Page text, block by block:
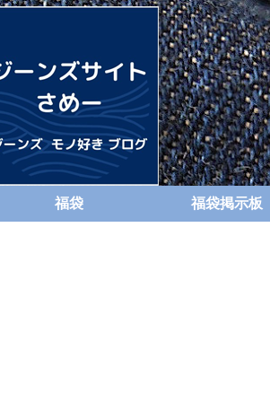
福袋 福袋掲示板